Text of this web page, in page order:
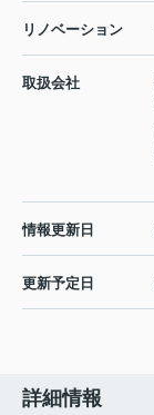
リノベーション
取扱会社
情報更新日
更新予定日
詳細情報